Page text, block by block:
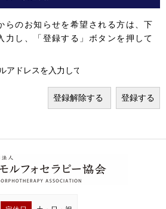
らのお知らせを希望される方は、下
力し、「登録する」ボタンを押して